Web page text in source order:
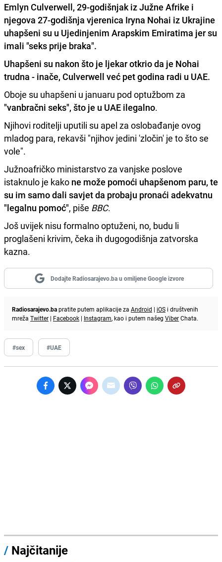
Emlyn Culverwell, 29-godišnjak iz Južne Afrike i
njegova 27-godišnja vjerenica Iryna Nohai iz Ukrajine
uhapšeni su u Ujedinjenim Arapskim Emiratima jer su
imali "seks prije braka".
Uhapšeni su nakon što je ljekar otkrio da je Nohai
trudna - inače, Culverwell već pet godina radi u UAE.
Oboje su uhapšeni u januaru pod optužbom za
"vanbračni seks", što je u UAE ilegalno.
Njihovi roditelji uputili su apel za oslobađanje ovog
mladog para, rekavši "njihov jedini 'zločin' je to što se
vole".
Južnoafričko ministarstvo za vanjske poslove
istaknulo je kako ne može pomoći uhapšenom paru, te
su im samo dali savjet da probaju pronaći adekvatnu
"legalnu pomoć", piše BBC.
Još uvijek nisu formalno optuženi, no, budu li
proglašeni krivim, čeka ih dugogodišnja zatvorska
kazna.
Dodajte Radiosarajevo.ba u omiljene Google izvore
Radiosarajevo.bapratite putem aplikacije za Android | iOS i društvenih
mreža Twitter | Facebook | Instagram, kao i putem našeg ViberChata.
#sex #UAE
/ Najčitanije